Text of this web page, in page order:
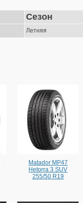
Сезон
Летняя
Matador MP47
Hetorra 3 SUV
255/50 R19